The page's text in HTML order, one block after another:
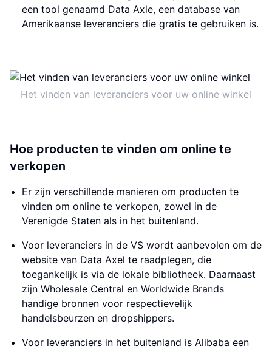
een tool genaamd Data Axle, een database van
Amerikaanse leveranciers die gratis te gebruiken is.
Het vinden van leveranciers voor uw online winkel
Hoe producten te vinden om online te
verkopen
Er zijn verschillende manieren om producten te
vinden om online te verkopen, zowel in de
Verenigde Staten als in het buitenland.
Voor leveranciers in de VS wordt aanbevolen om de
website van Data Axel te raadplegen, die
toegankelijk is via de lokale bibliotheek. Daarnaast
zijn Wholesale Central en Worldwide Brands
handige bronnen voor respectievelijk
handelsbeurzen en dropshippers.
Voor leveranciers in het buitenland is Alibaba een